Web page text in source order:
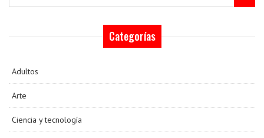
Categorías
Adultos
Arte
Ciencia y tecnología